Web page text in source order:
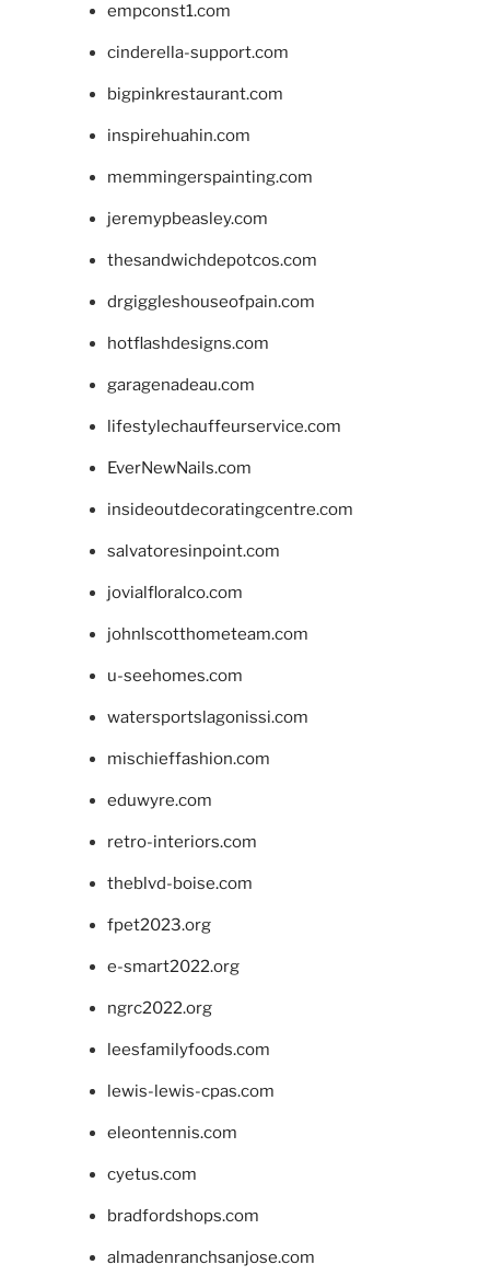
empconst1.com
cinderella-support.com
bigpinkrestaurant.com
inspirehuahin.com
memmingerspainting.com
jeremypbeasley.com
thesandwichdepotcos.com
drgiggleshouseofpain.com
hotflashdesigns.com
garagenadeau.com
lifestylechauffeurservice.com
EverNewNails.com
insideoutdecoratingcentre.com
salvatoresinpoint.com
jovialfloralco.com
johnlscotthometeam.com
u-seehomes.com
watersportslagonissi.com
mischieffashion.com
eduwyre.com
retro-interiors.com
theblvd-boise.com
fpet2023.org
e-smart2022.org
ngrc2022.org
leesfamilyfoods.com
lewis-lewis-cpas.com
eleontennis.com
cyetus.com
bradfordshops.com
almadenranchsanjose.com